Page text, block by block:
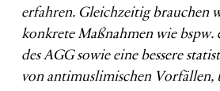
erfahren. Gleichzeitig brauchen
konkrete Maßnahmen wie bspw.
des AGG sowie eine bessere
von antimuslimischen Vorfällen,